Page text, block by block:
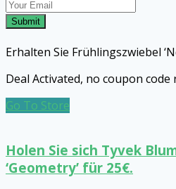
Submit
Erhalten Sie Frühlingszwiebel
Deal Activated, no coupon code
Go To Store
Holen Sie sich Tyvek
‘Geometry’ für 25€.